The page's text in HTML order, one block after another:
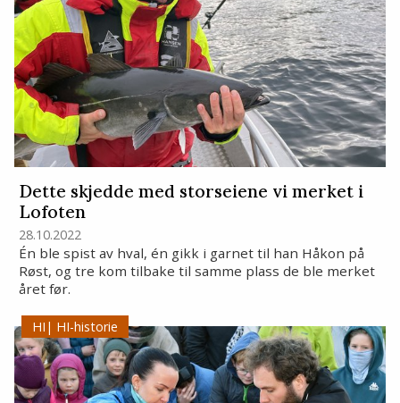
Dette skjedde med storseiene vi merket i
Lofoten
28.10.2022
Én ble spist av hval, én gikk i garnet til han Håkon på
Røst, og tre kom tilbake til samme plass de ble merket
året før.
HI-historie